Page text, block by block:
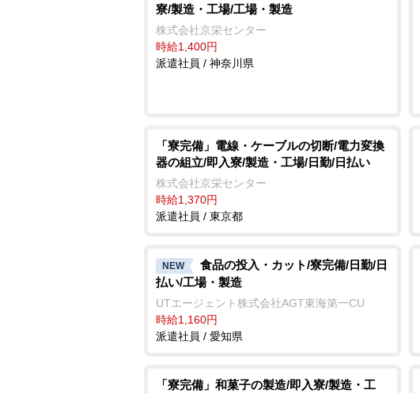
寮/製造・工場/工場・製造
株式会社京栄センター
時給1,400円
派遣社員 / 神奈川県
「寮完備」電線・ケーブルの切断/電力変換
器の組立/即入寮/製造・工場/日勤/日払い
株式会社京栄センター
時給1,370円
派遣社員 / 東京都
NEW
食品の投入・カット/寮完備/日勤/日
払い/工場・製造
UTエージェント株式会社AGT東海第一CU
時給1,160円
派遣社員 / 愛知県
「寮完備」和菓子の製造/即入寮/製造・工